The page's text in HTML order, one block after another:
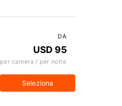
DA
USD 95
per camera / per notte
Seleziona